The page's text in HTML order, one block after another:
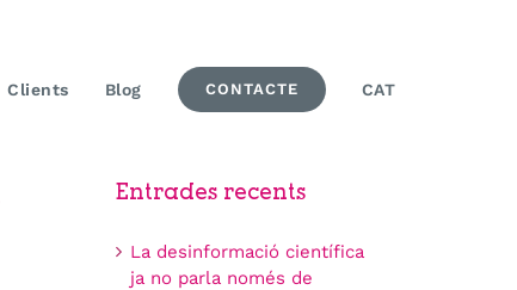
Clients Blog CONTACTE CAT
Entrades recents
La desinformació científica
ja no parla només de